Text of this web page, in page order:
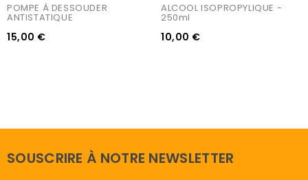
POMPE À DESSOUDER
ANTISTATIQUE
15,00 €
ALCOOL ISOPROPYLIQUE -
250ml
10,00 €
SOUSCRIRE À NOTRE NEWSLETTER